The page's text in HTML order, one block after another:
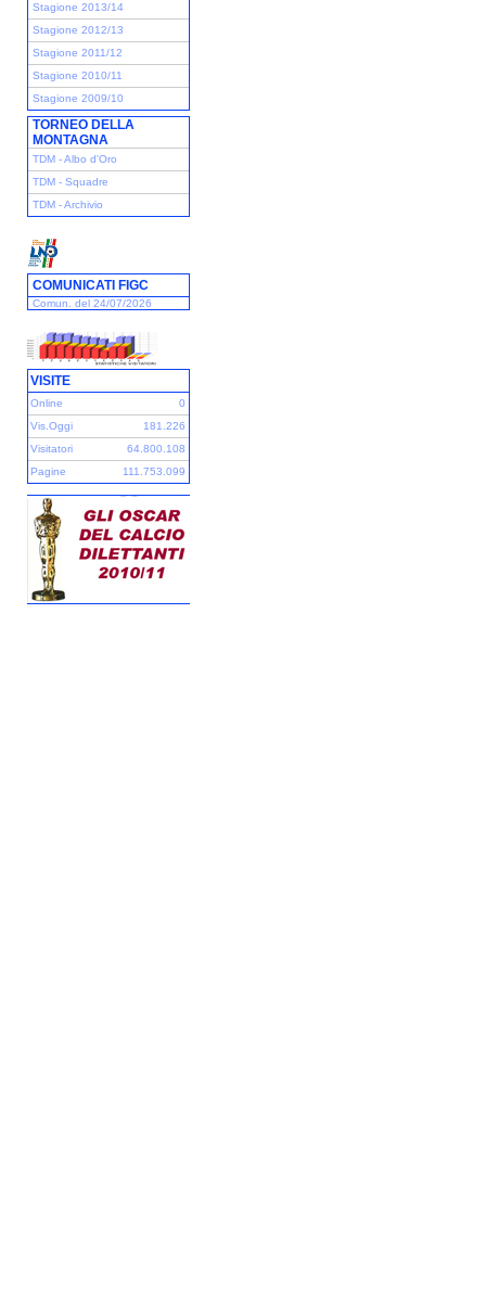
Stagione 2013/14
Stagione 2012/13
Stagione 2011/12
Stagione 2010/11
Stagione 2009/10
TORNEO DELLA
MONTAGNA
TDM - Albo d'Oro
TDM - Squadre
TDM - Archivio
COMUNICATI FIGC
Comun. del 24/07/2026
VISITE
Online
0
Vis.Oggi
181.226
Visitatori
64.800.108
Pagine
111.753.099